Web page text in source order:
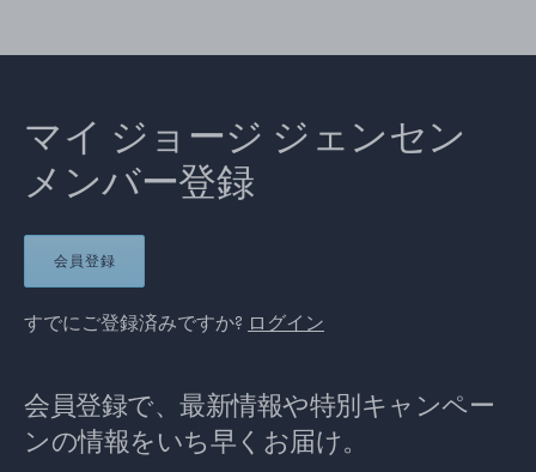
マイ ジョージ ジェンセン
メンバー登録
会員登録
すでにご登録済みですか? ログイン
会員登録で、最新情報や特別キャンペー
ンの情報をいち早くお届け。